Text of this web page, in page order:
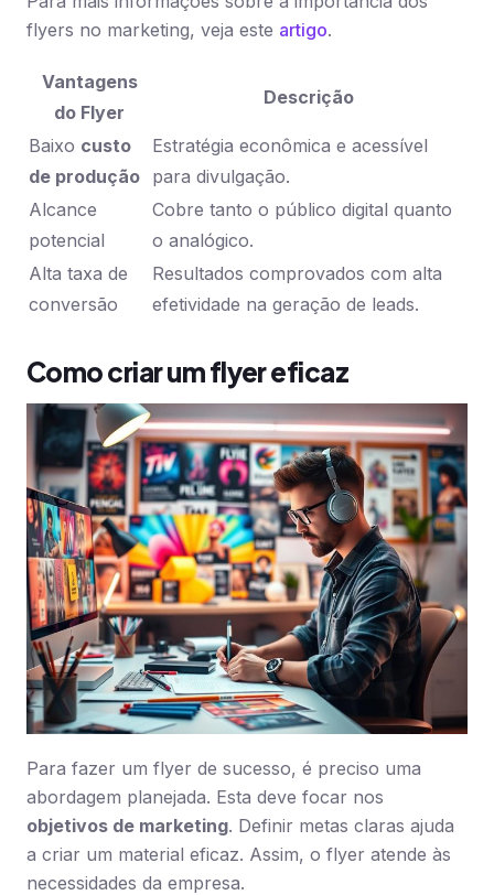
flyers no marketing, veja este artigo.
Vantagens
do Flyer
Descrição
Baixo custo
de produção
Estratégia econômica e acessível
para divulgação.
Alcance
potencial
Cobre tanto o público digital quanto
o analógico.
Alta taxa de
conversão
Resultados comprovados com alta
efetividade na geração de leads.
Como criar um flyer eficaz
Para fazer um flyer de sucesso, é preciso uma
abordagem planejada. Esta deve focar nos
objetivos de marketing. Definir metas claras ajuda
a criar um material eficaz. Assim, o flyer atende às
necessidades da empresa.